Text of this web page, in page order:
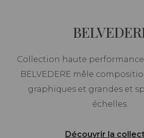
Collection haute performance
BELVEDERE mêle
graphiques et grandes et
échelles.
Découvrir la